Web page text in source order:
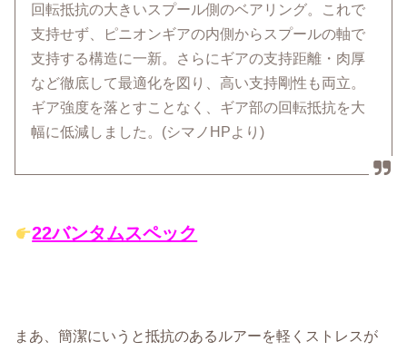
回転抵抗の大きいスプール側のベアリング。これで
支持せず、ピニオンギアの内側からスプールの軸で
支持する構造に一新。さらにギアの支持距離・肉厚
など徹底して最適化を図り、高い支持剛性も両立。
ギア強度を落とすことなく、ギア部の回転抵抗を大
幅に低減しました。(シマノHPより)
22バンタムスペック
まあ、簡潔にいうと抵抗のあるルアーを軽くストレスが